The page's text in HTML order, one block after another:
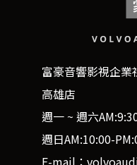
富豪音響影視企業
高雄店
週一 ~ 週六
週日AM:10:00-